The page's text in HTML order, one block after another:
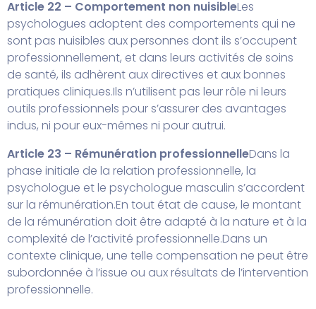
Article 22 – Comportement non nuisibleLes
psychologues adoptent des comportements qui ne
sont pas nuisibles aux personnes dont ils s’occupent
professionnellement, et dans leurs activités de soins
de santé, ils adhèrent aux directives et aux bonnes
pratiques cliniques.Ils n’utilisent pas leur rôle ni leurs
outils professionnels pour s’assurer des avantages
indus, ni pour eux-mêmes ni pour autrui.
Article 23 – Rémunération professionnelleDans la
phase initiale de la relation professionnelle, la
psychologue et le psychologue masculin s’accordent
sur la rémunération.En tout état de cause, le montant
de la rémunération doit être adapté à la nature et à la
complexité de l’activité professionnelle.Dans un
contexte clinique, une telle compensation ne peut être
subordonnée à l’issue ou aux résultats de l’intervention
professionnelle.